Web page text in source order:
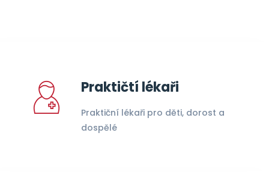
Praktičtí lékaři
Praktiční lékaři pro děti, dorost a
dospělé